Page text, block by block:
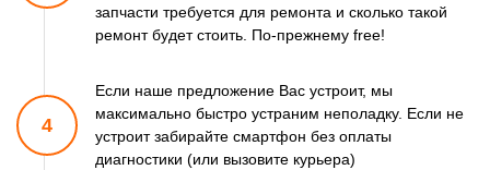
запчасти требуется для ремонта и сколько такой
ремонтбудет стоить. По-прежнему free!
4
Если наше предложение Вас устроит, мы
максимально быстро устраним неполадку. Если не
устроит забирайте смартфон без оплаты
диагностики (или вызовите курьера)